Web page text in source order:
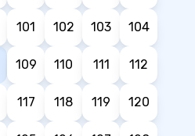
101 102 103 104
109 110 111 112
117 118 119 120